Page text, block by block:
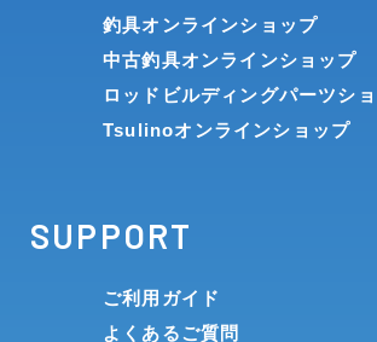
釣具オンラインショップ
中古釣具オンラインショップ
ロッドビルディングパーツシ
Tsulinoオンラインショップ
SUPPORT
ご利用ガイド
よくあるご質問